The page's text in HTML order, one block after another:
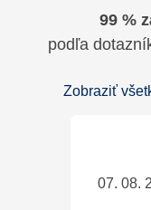
99 %
podľa
Zobraziť
07. 08.